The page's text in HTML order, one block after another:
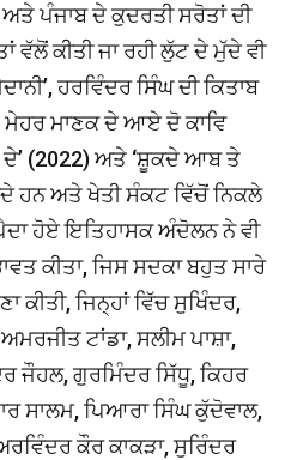
ਪੰਜਾਬ ਦੇ ਕੁਦਰਤੀ ਸਰੋਤਾਂ ਦੀ
ਵੱਲੋਂ ਕੀਤੀ ਜਾ ਰਹੀ ਲੁੱਟ ਦੇ ਮੁੱਦੇ ਵੀ
ਹਰਵਿੰਦਰ ਸਿੰਘ ਦੀ ਕਿਤਾਬ
ਮੇਹਰ ਮਾਣਕ ਦੇ ਆਏ ਦੋ ਕਾਵਿ
(2022) ਅਤੇ ‘ਸ਼ੂਕਦੇ ਆਬ ਤੇ
ਹਨ ਅਤੇ ਖੇਤੀ ਸੰਕਟ ਵਿੱਚੋਂ ਨਿਕਲੇ
ਹੋਏ ਇਤਿਹਾਸਕ ਅੰਦੋਲਨ ਨੇ ਵੀ
ਕੀਤਾ, ਜਿਸ ਸਦਕਾ ਬਹੁਤ ਸਾਰੇ
ਕੀਤੀ, ਜਿਨ੍ਹਾਂ ਵਿੱਚ ਸੁਖਿੰਦਰ,
ਟਾਂਡਾ, ਸਲੀਮ ਪਾਸ਼ਾ,
ਜੌਹਲ, ਗੁਰਮਿੰਦਰ ਸਿੱਧੂ, ਕਿਹਰ
ਸਾਲਮ, ਪਿਆਰਾ ਸਿੰਘ ਕੁੱਦੋਵਾਲ,
ਕੌਰ ਕਾਕੜਾ, ਸੁਰਿੰਦਰ